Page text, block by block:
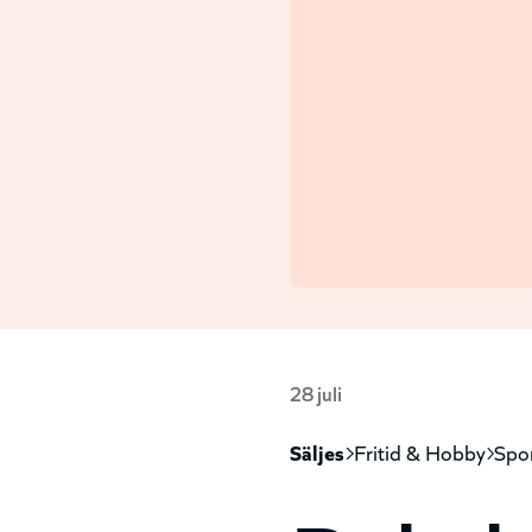
28 juli
säljes fritid & hobby